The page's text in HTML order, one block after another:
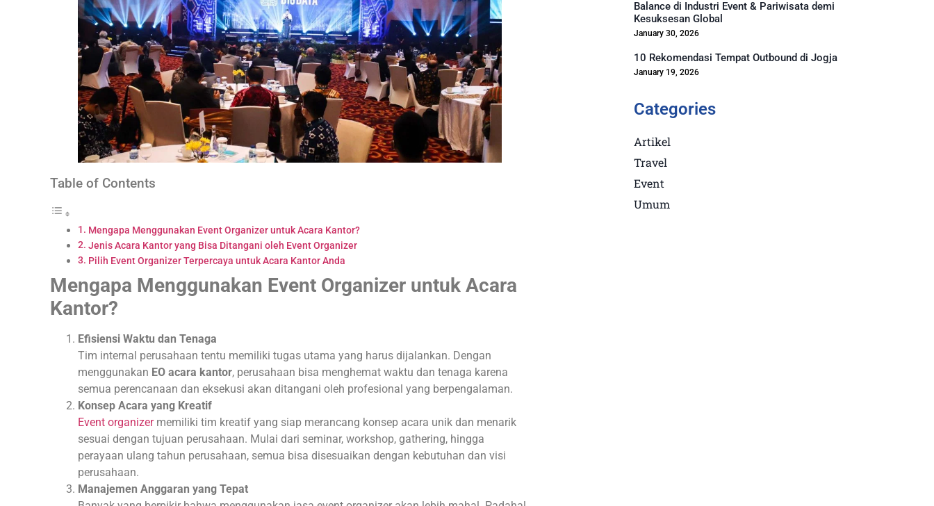
Table of Contents
Mengapa Menggunakan Event Organizer untuk Acara Kantor?
Jenis Acara Kantor yang Bisa Ditangani oleh Event Organizer
Pilih Event Organizer Terpercaya untuk Acara Kantor Anda
Mengapa Menggunakan Event Organizer untuk Acara
Kantor?
Efisiensi Waktu dan Tenaga
Tim internal perusahaan tentu memiliki tugas utama yang harus dijalankan. Dengan
menggunakan EO acara kantor, perusahaan bisa menghemat waktu dan tenaga karena
semua perencanaan dan eksekusi akan ditangani oleh profesional yang berpengalaman.
Konsep Acara yang Kreatif
Event organizermemiliki tim kreatif yang siap merancang konsep acara unik dan menarik
sesuai dengan tujuan perusahaan. Mulai dari seminar, workshop, gathering, hingga
perayaan ulang tahun perusahaan, semua bisa disesuaikan dengan kebutuhan dan visi
perusahaan.
Manajemen Anggaran yang Tepat
Balance di Industri Event & Pariwisata demi
Kesuksesan Global
January 30, 2026
10 Rekomendasi Tempat Outbound di Jogja
January 19, 2026
Categories
Artikel
Travel
Event
Umum